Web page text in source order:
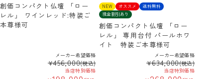
創価コンパクト仏壇 「ロー
レル」 ワインレッド:特装ご
本尊様可
メーカー希望価格
¥456,000(税込)
当店特別価格
NEW オススメ
送料無料
現金割引あり
創価コンパクト仏壇 「ロー
レル」 専用台付 パールホワ
イト 特装ご本尊様可
メーカー希望価格
¥634,000(税込)
当店特別価格